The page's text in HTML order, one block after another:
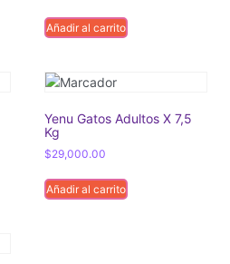
Añadir al carrito
Yenu Gatos Adultos X 7,5
Kg
$29,000.00
Añadir al carrito